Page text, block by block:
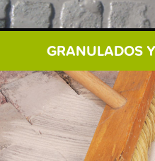
GRANULADOS